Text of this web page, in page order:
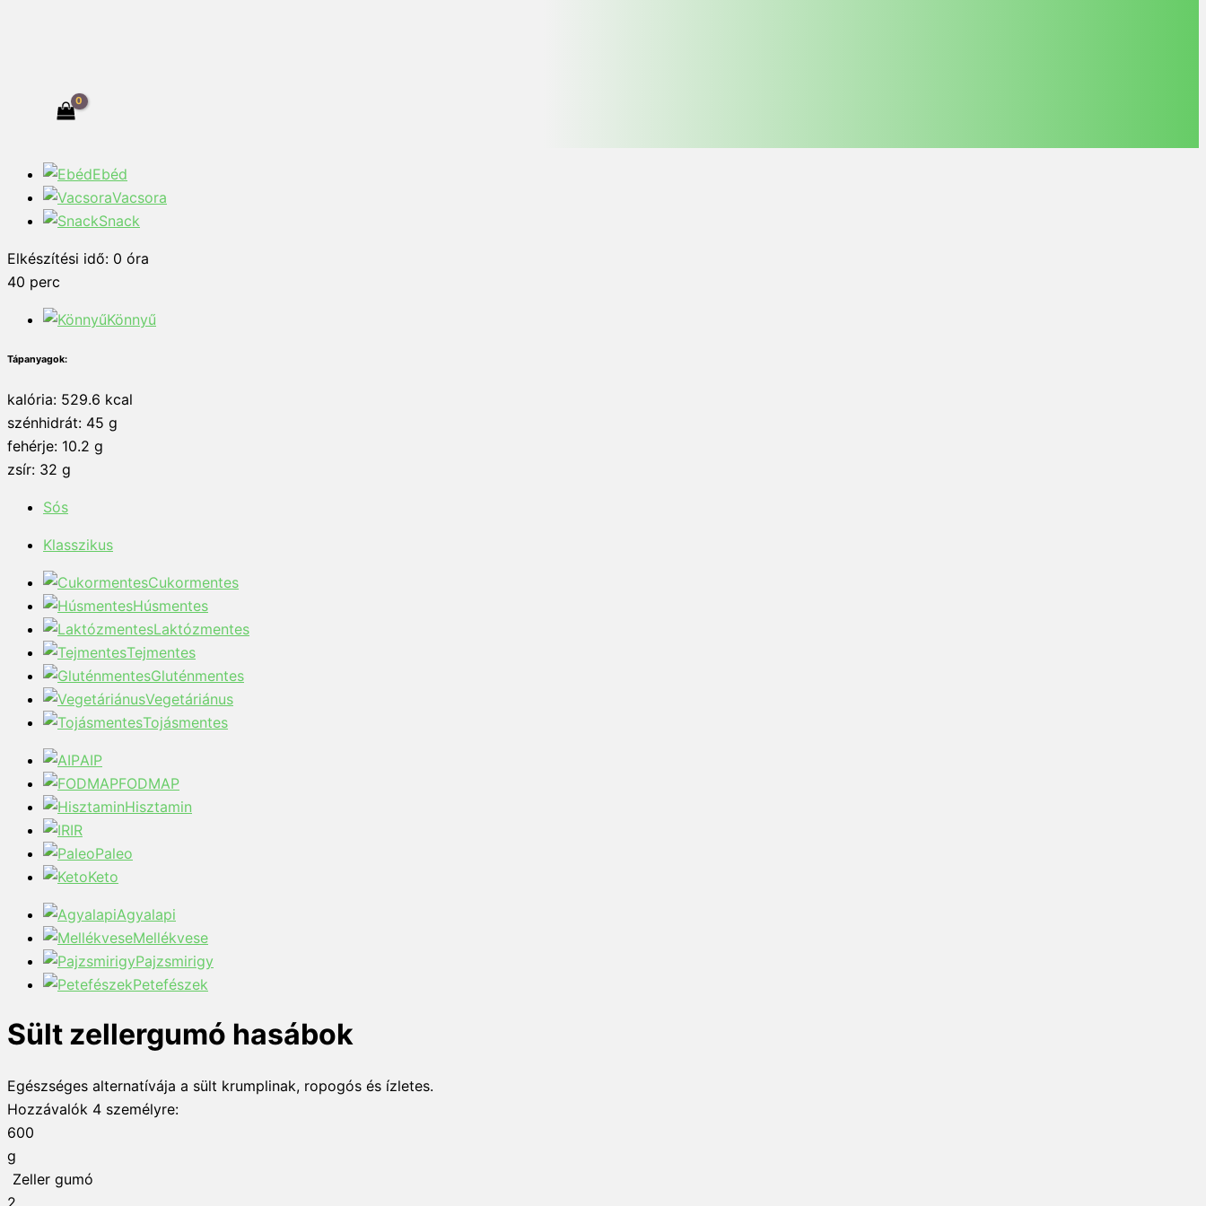
Ebéd
Vacsora
Snack
Elkészítési idő: 0 óra
40 perc
Könnyű
Tápanyagok:
kalória: 529.6 kcal
szénhidrát: 45 g
fehérje: 10.2 g
zsír: 32 g
Sós
Klasszikus
Cukormentes
Húsmentes
Laktózmentes
Tejmentes
Gluténmentes
Vegetáriánus
Tojásmentes
AIP
FODMAP
Hisztamin
IR
Paleo
Keto
Agyalapi
Mellékvese
Pajzsmirigy
Petefészek
Sült zellergumó hasábok
Egészséges alternatívája a sült krumplinak, ropogós és ízletes.
Hozzávalók 4 személyre:
600
g
Zeller gumó
2